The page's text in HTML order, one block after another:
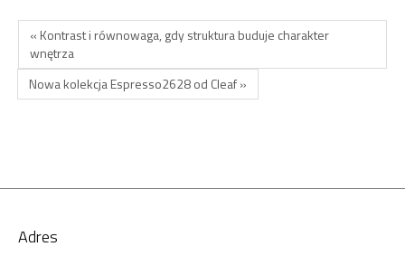
« Kontrast i równowaga, gdy struktura buduje charakter
wnętrza
Nowa kolekcja Espresso2628 od Cleaf »
Adres